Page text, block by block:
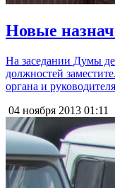
Новые
На заседании Думы
должностей
органа и
04 ноября 2013 01:11